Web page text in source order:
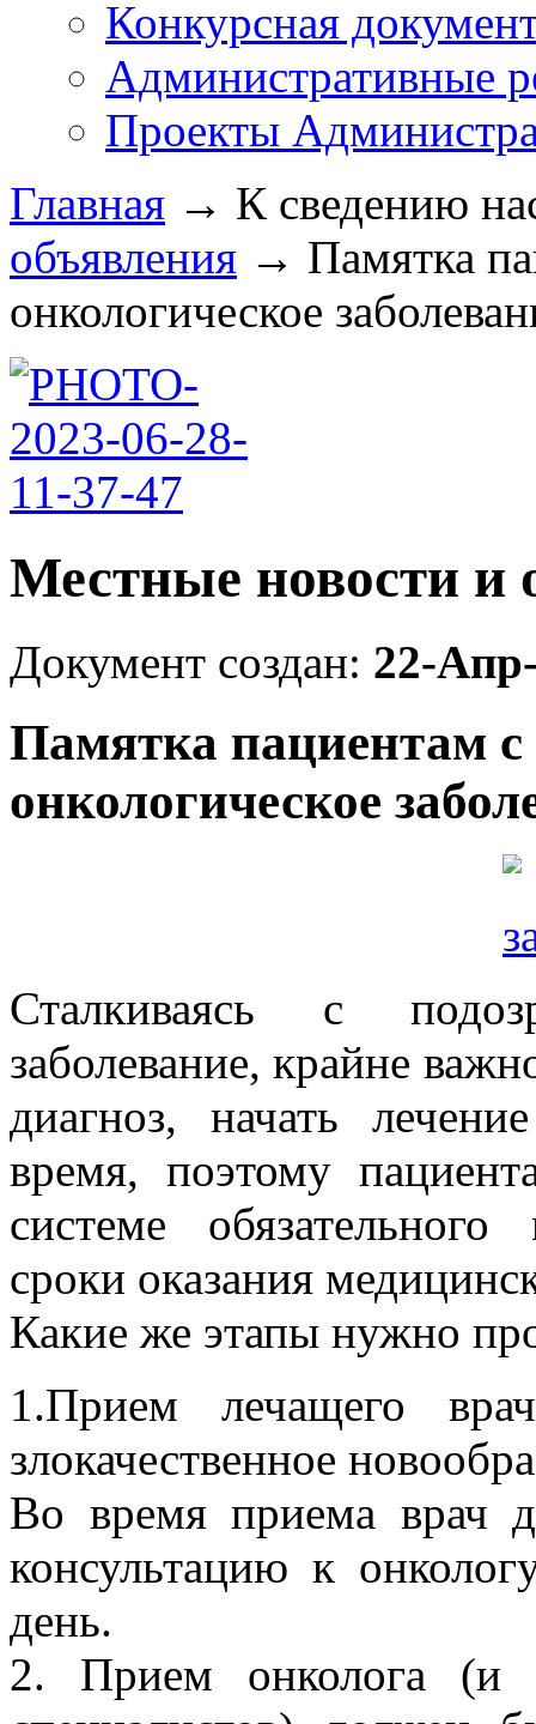
Конкурсная
Административные
Проекты
Главная → К сведению
объявления → Памятка
онкологическое
Местные новости и
Документ создан: 22-
Памятка пациентам с
онкологическое
Сталкиваясь с
заболевание, крайне
диагноз, начать
время, поэтому
системе
сроки оказания
Какие же этапы нужно
1.Прием лечащего
злокачественное
Во время приема врач
консультацию к
день.
2. Прием онколога (и